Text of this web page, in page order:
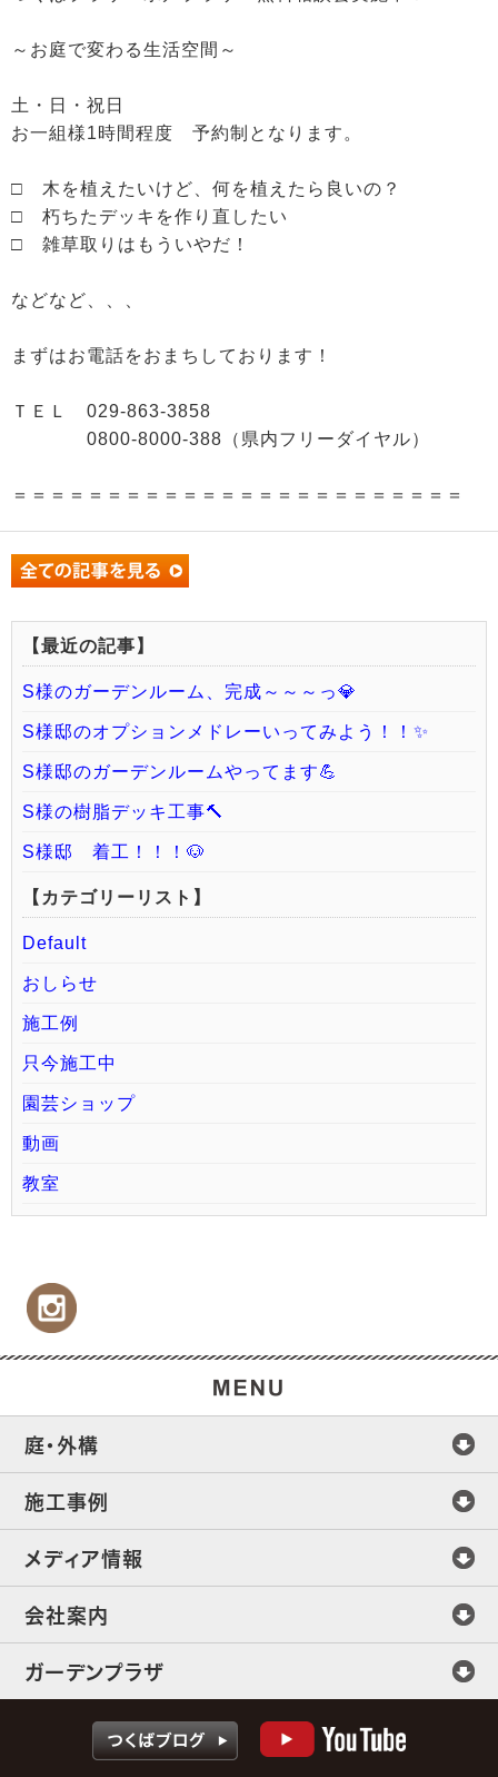
～お庭で変わる生活空間～
土・日・祝日
お一組様1時間程度 予約制となります。
□ 木を植えたいけど、何を植えたら良いの？
□ 朽ちたデッキを作り直したい
□ 雑草取りはもういやだ！
などなど、、、
まずはお電話をおまちしております！
ＴＥＬ 029-863-3858
0800-8000-388（県内フリーダイヤル）
＝＝＝＝＝＝＝＝＝＝＝＝＝＝＝＝＝＝＝＝＝＝＝＝
【最近の記事】
S様のガーデンルーム、完成～～～っ💎
S様邸のオプションメドレーいってみよう！！✨
S様邸のガーデンルームやってます💪
S様の樹脂デッキ工事🔨
S様邸 着工！！！🐶
【カテゴリーリスト】
Default
おしらせ
施工例
只今施工中
園芸ショップ
動画
教室
庭・外構
施工事例
メディア情報
会社案内
ガーデンプラザ